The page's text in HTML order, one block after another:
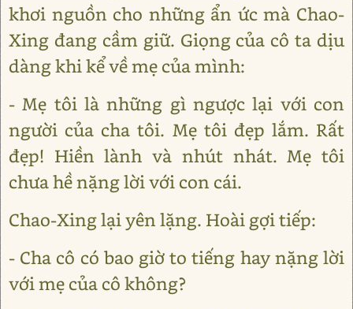
khơi nguồn cho những ẩn ức mà Chao-
Xing đang cầm giữ. Giọng của cô ta dịu
dàng khi kể về mẹ của mình:
- Mẹ tôi là những gì ngược lại với con
người của cha tôi. Mẹ tôi đẹp lắm. Rất
đẹp! Hiền lành và nhút nhát. Mẹ tôi
chưa hề nặng lời với con cái.
Chao-Xing lại yên lặng. Hoài gợi tiếp:
- Cha cô có bao giờ to tiếng hay nặng lời
với mẹ của cô không?